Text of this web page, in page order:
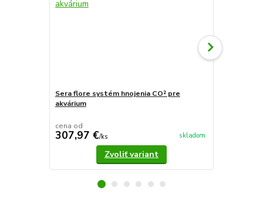
Sera flore systém hnojenia CO² pre
akvárium
cena od
307,97 €/ks skladom
Zvoliť variant